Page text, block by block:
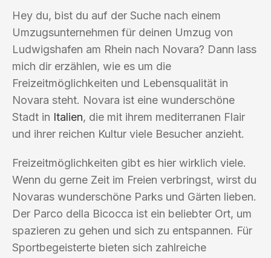
Hey du, bist du auf der Suche nach einem
Umzugsunternehmen für deinen Umzug von
Ludwigshafen am Rhein nach Novara? Dann lass
mich dir erzählen, wie es um die
Freizeitmöglichkeiten und Lebensqualität in
Novara steht. Novara ist eine wunderschöne
Stadt in Italien, die mit ihrem mediterranen Flair
und ihrer reichen Kultur viele Besucher anzieht.
Freizeitmöglichkeiten gibt es hier wirklich viele.
Wenn du gerne Zeit im Freien verbringst, wirst du
Novaras wunderschöne Parks und Gärten lieben.
Der Parco della Bicocca ist ein beliebter Ort, um
spazieren zu gehen und sich zu entspannen. Für
Sportbegeisterte bieten sich zahlreiche